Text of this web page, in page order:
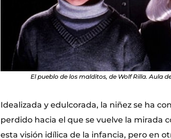
El pueblo de los malditos, de Wolf Rilla. Aula
Idealizada y edulcorada, la niñez se ha
perdido hacia el que se vuelve la mirada
esta visión idílica de la infancia, pero en